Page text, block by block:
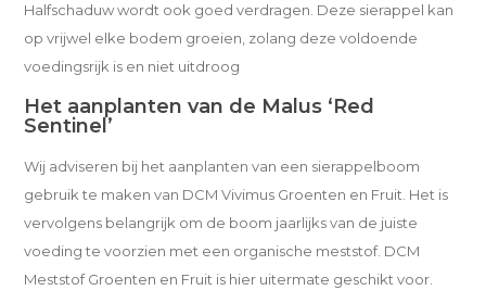
Halfschaduw wordt ook goed verdragen. Deze sierappel kan
op vrijwel elke bodem groeien, zolang deze voldoende
voedingsrijk is en niet uitdroog
Het aanplanten van de Malus ‘Red
Sentinel’
Wij adviseren bij het aanplanten van een sierappelboom
gebruik te maken van DCM Vivimus Groenten en Fruit. Het is
vervolgens belangrijk om de boom jaarlijks van de juiste
voeding te voorzien met een organische meststof. DCM
Meststof Groenten en Fruit is hier uitermate geschikt voor.